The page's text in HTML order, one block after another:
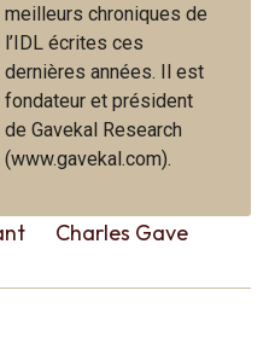
meilleurs chroniques de
l’IDL écrites ces
dernières années. Il est
fondateur et président
de Gavekal Research
(www.gavekal.com).
Charles Gave